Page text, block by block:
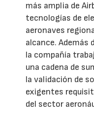
más amplia de
tecnologías de
aeronaves
alcance. Además
la compañía
una cadena de
la validación de
exigentes
del sector